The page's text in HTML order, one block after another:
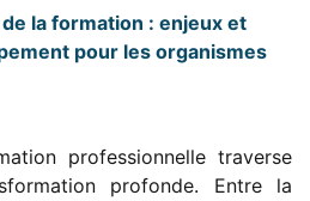
la formation : enjeux et
pour les organismes
professionnelle traverse
profonde. Entre la